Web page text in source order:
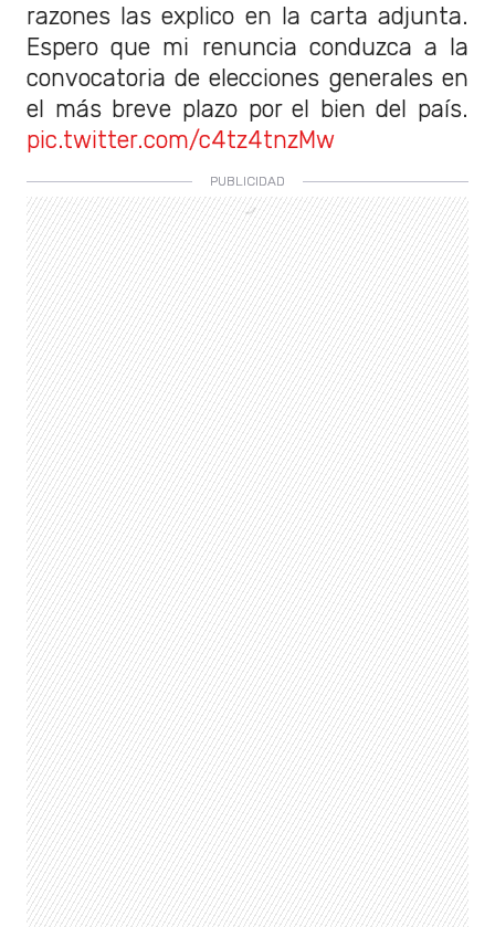
razones las explico en la carta adjunta.
Espero que mi renuncia conduzca a la
convocatoria de elecciones generales en
el más breve plazo por el bien del país.
pic.twitter.com/c4tz4tnzMw